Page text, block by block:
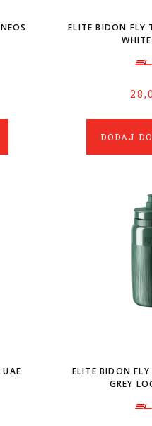
ELITE BIDON FLY
DODAJ
ELITE BIDON FLY
GREY